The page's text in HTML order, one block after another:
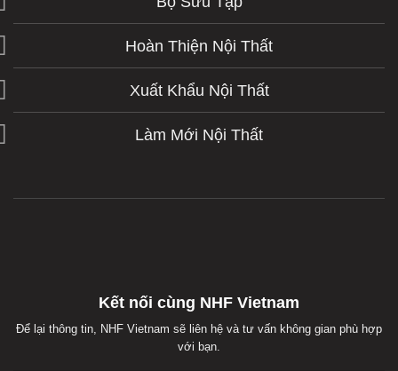
Hoàn Thiện Nội Thất
Xuất Khẩu Nội Thất
Làm Mới Nội Thất
Kết nối cùng NHF Vietnam
Để lại thông tin, NHF Vietnam sẽ liên hệ và tư vấn không gian phù hợp
với bạn.